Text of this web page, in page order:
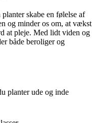
skabe en følelse af
og minder os om, at vækst
at pleje. Med lidt viden og
både beroliger og
planter ude og inde